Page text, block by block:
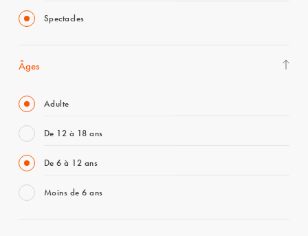
Spectacles
Âges
Adulte
De 12 à 18 ans
De 6 à 12 ans
Moins de 6 ans